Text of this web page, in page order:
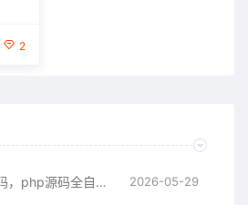
2
马年宝宝起名网站源码，php源码全自动运营好项目 2026-05-29